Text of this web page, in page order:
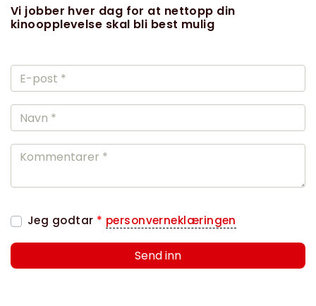
Vi jobber hver dag for at nettopp din
kinoopplevelse skal bli best mulig
Jeg godtar * personverneklæringen
Send inn